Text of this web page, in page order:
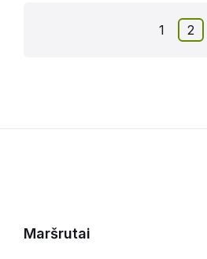
1 2
Maršrutai